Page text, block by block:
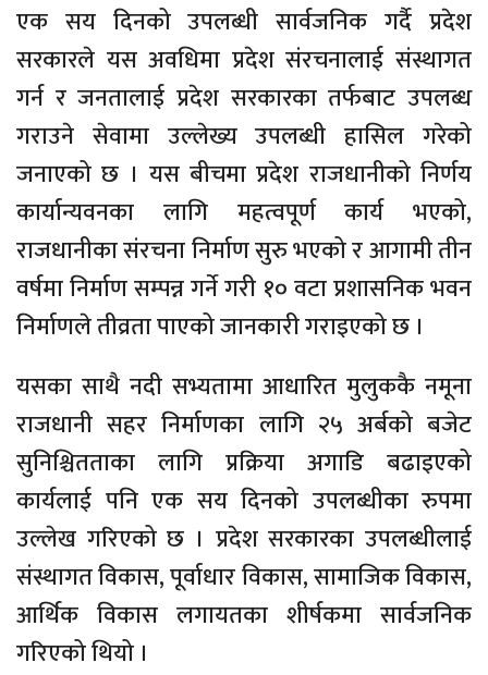
एक सय दिनको उपलब्धी सार्वजनिक गर्दै प्रदेश
सरकारले यस अवधिमा प्रदेश संरचनालाई संस्थागत
गर्न र जनतालाई प्रदेश सरकारका तर्फबाट उपलब्ध
गराउने सेवामा उल्लेख्य उपलब्धी हासिल गरेको
जनाएको छ । यस बीचमा प्रदेश राजधानीको निर्णय
कार्यान्यवनका लागि महत्वपूर्ण कार्य भएको,
राजधानीका संरचना निर्माण सुरु भएको र आगामी तीन
वर्षमा निर्माण सम्पन्न गर्ने गरी १० वटा प्रशासनिक भवन
निर्माणले तीव्रता पाएको जानकारी गराइएको छ ।
यसका साथै नदी सभ्यतामा आधारित मुलुककै नमूना
राजधानी सहर निर्माणका लागि २५ अर्बको बजेट
सुनिश्चितताका लागि प्रक्रिया अगाडि बढाइएको
कार्यलाई पनि एक सय दिनको उपलब्धीका रुपमा
उल्लेख गरिएको छ । प्रदेश सरकारका उपलब्धीलाई
संस्थागत विकास, पूर्वाधार विकास, सामाजिक विकास,
आर्थिक विकास लगायतका शीर्षकमा सार्वजनिक
गरिएको थियो ।